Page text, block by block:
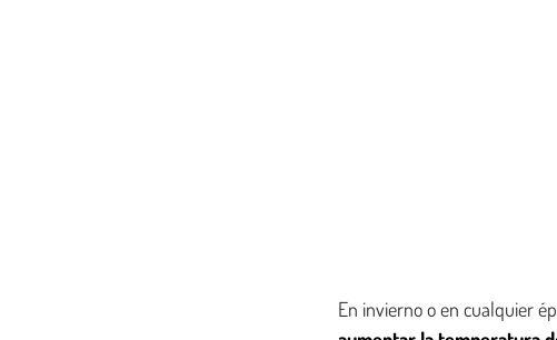
En invierno o en cualquier